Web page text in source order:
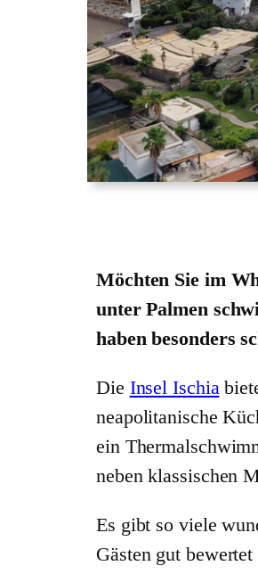
Möchten Sie im
unter Palmen
haben besonders
Die Insel Ischia
neapolitanische
ein
neben klassischen
Es gibt so viele
Gästen gut